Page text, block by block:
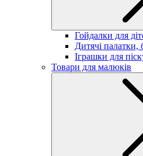
Гойдалки для
Дитячі палатки,
Іграшки для
Товари для малюків